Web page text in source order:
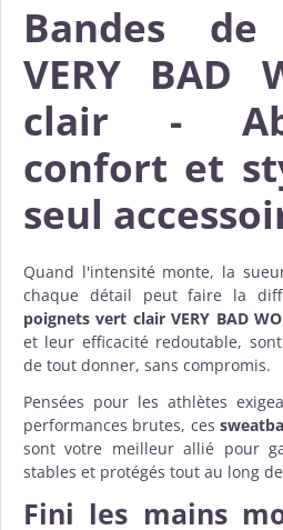
Bandes de
VERY BAD
clair -
confort et
seul
Quand l'intensité monte, la
chaque détail peut faire la
poignets vert clair VERY BAD
et leur efficacité redoutable,
de tout donner, sans compromis.
Pensées pour les athlètes
performances brutes, ces
sont votre meilleur allié pour
stables et protégés tout au long
Fini les mains